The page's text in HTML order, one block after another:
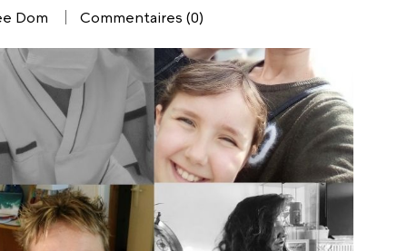
Dom Commentaires (0)